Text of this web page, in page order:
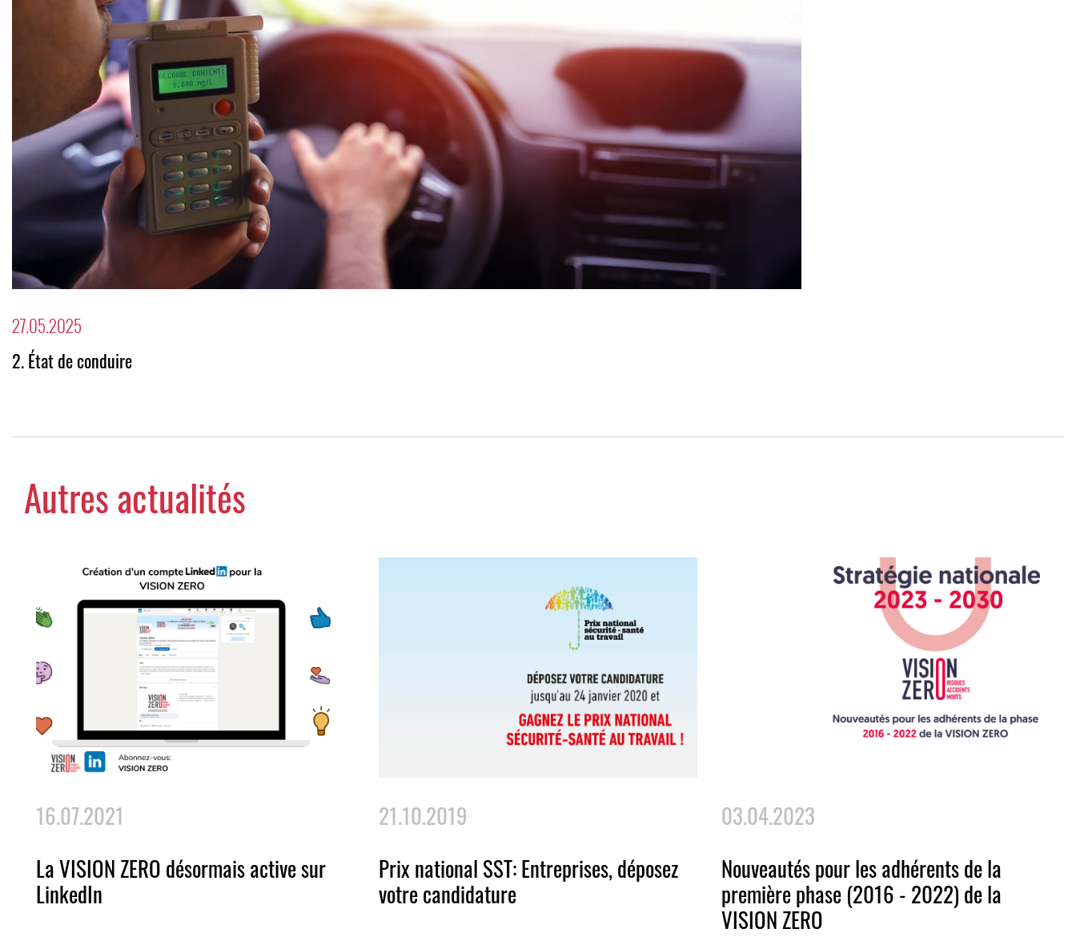
27.05.2025
2. État de conduire
Autres actualités
16.07.2021
La VISION ZERO désormais active sur
LinkedIn
21.10.2019
Prix national SST: Entreprises, déposez
votre candidature
03.04.2023
Nouveautés pour les adhérents de la
première phase (2016 - 2022) de la
VISION ZERO